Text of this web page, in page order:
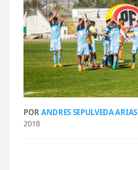
PORANDRES SEPULVEDA ARIAS
2018